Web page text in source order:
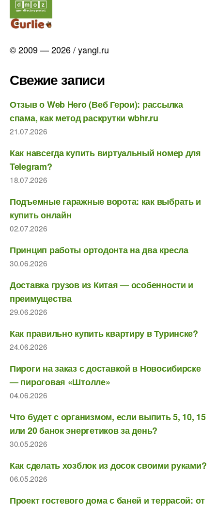
© 2009 — 2026 / yangl.ru
Свежие записи
Отзыв о Web Hero (Веб Герои): рассылка
спама, как метод раскрутки wbhr.ru
21.07.2026
Как навсегда купить виртуальный номер для
Telegram?
18.07.2026
Подъемные гаражные ворота: как выбрать и
купить онлайн
02.07.2026
Принцип работы ортодонта на два кресла
30.06.2026
Доставка грузов из Китая — особенности и
преимущества
29.06.2026
Как правильно купить квартиру в Туринске?
24.06.2026
Пироги на заказ с доставкой в Новосибирске
— пироговая «Штолле»
04.06.2026
Что будет с организмом, если выпить 5, 10, 15
или 20 банок энергетиков за день?
30.05.2026
Как сделать хозблок из досок своими руками?
06.05.2026
Проект гостевого дома с баней и террасой: от